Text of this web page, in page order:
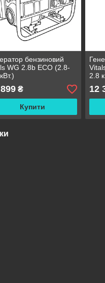
бензиновий
WG 2.8b ECO (2.8-
₴
Купити
2.8
12